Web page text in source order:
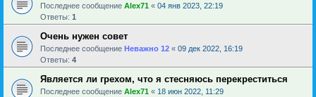
Последнее сообщение Alex71 « 04 янв 2023, 22:19
Ответы: 1
Очень нужен совет
Последнее сообщение Неважно 12 « 09 дек 2022, 16:19
Ответы: 4
Является ли грехом, что я стесняюсь перекреститься
Последнее сообщение Alex71 « 18 июн 2022, 11:29